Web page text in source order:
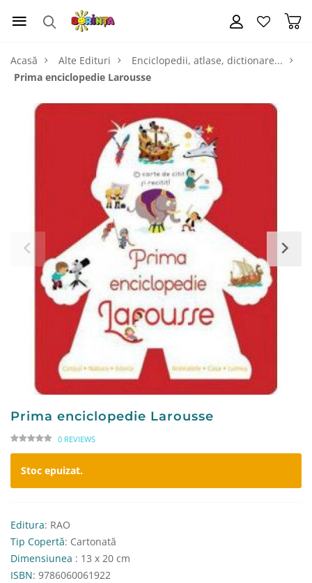
Acasă Alte Edituri
Enciclopedii, atlase, dictionare...
Prima enciclopedie Larousse
Prima enciclopedie Larousse
0 REVIEWS
Stoc epuizat.
Editura: RAO
Tip Copertă: Cartonată
Dimensiunea : 13 x 20 cm
ISBN: 9786060061922